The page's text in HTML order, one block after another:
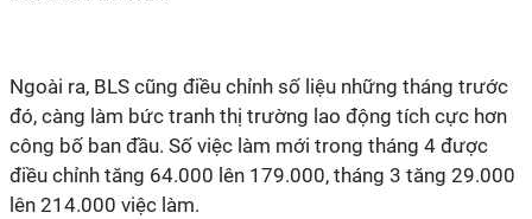
Ngoài ra, BLS cũng điều chỉnh số liệu những tháng trước
đó, càng làm bức tranh thị trường lao động tích cực hơn
công bố ban đầu. Số việc làm mới trong tháng 4 được
điều chỉnh tăng 64.000 lên 179.000, tháng 3 tăng 29.000
lên 214.000 việc làm.